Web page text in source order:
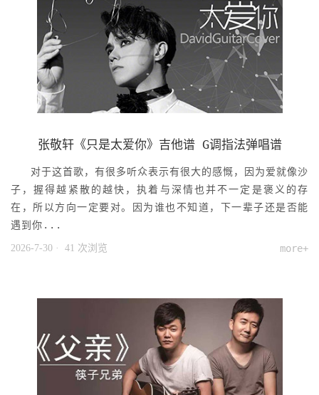
张敬轩《只是太爱你》吉他谱 G调指法弹唱谱
对于这首歌，有很多听众表示有很大的感慨，因为爱就像沙
子，握得越紧散的越快，执着与深情也并不一定是褒义的存
在，所以方向一定要对。因为谁也不知道，下一辈子还是否能
遇到你...
2026-7-30 · 41 次浏览 more+